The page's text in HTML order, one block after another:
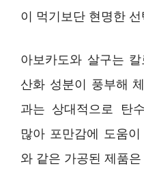
이 먹기보단 현명한
아보카도와 살구는
산화 성분이 풍부해
과는 상대적으로 탄
많아 포만감에 도움
와 같은 가공된 제품